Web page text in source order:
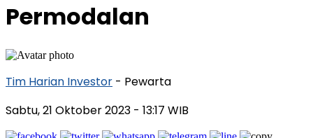
Permodalan
Tim Harian Investor - Pewarta
Sabtu, 21 Oktober 2023 - 13:17 WIB